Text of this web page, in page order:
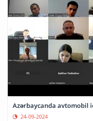
Azərbaycanda avtomobil
24-09-2024